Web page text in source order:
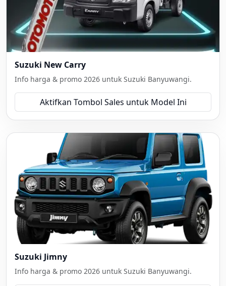
Suzuki New Carry
Info harga & promo 2026 untuk Suzuki Banyuwangi.
Aktifkan Tombol Sales untuk Model Ini
Suzuki Jimny
Info harga & promo 2026 untuk Suzuki Banyuwangi.